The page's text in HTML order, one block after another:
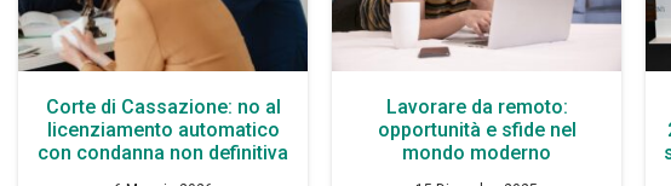
Corte di Cassazione: no al
licenziamento automatico
con condanna non definitiva
Lavorare da remoto:
opportunità e sfide nel
mondo moderno